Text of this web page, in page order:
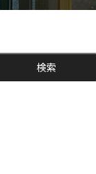
検索